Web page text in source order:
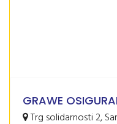
GRAWE
Trg solidarnosti 2,